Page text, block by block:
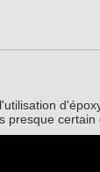
certain